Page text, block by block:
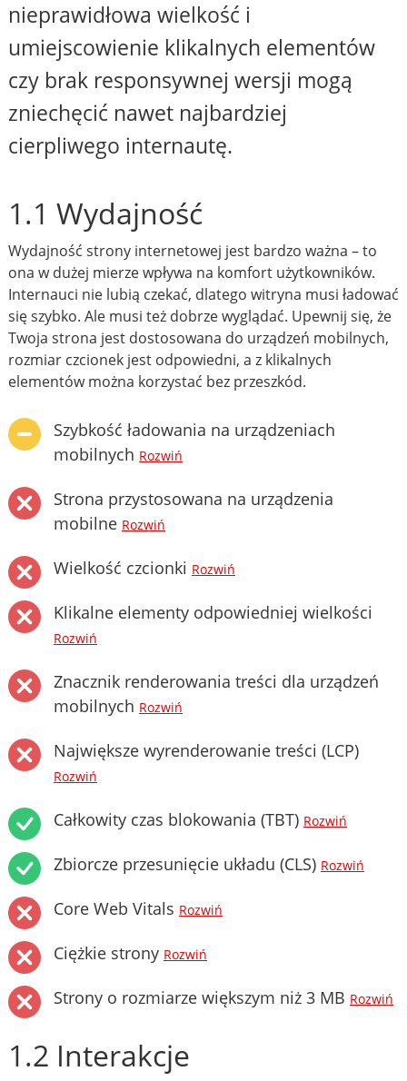
nieprawidłowa wielkość i
umiejscowienie klikalnych elementów
czy brak responsywnej wersji mogą
zniechęcić nawet najbardziej
cierpliwego internautę.
1.1 Wydajność
Wydajność strony internetowej jest bardzo ważna – to
ona w dużej mierze wpływa na komfort użytkowników.
Internauci nie lubią czekać, dlatego witryna musi ładować
się szybko. Ale musi też dobrze wyglądać. Upewnij się, że
Twoja strona jest dostosowana do urządzeń mobilnych,
rozmiar czcionek jest odpowiedni, a z klikalnych
elementów można korzystać bez przeszkód.
Szybkość ładowania na urządzeniach
mobilnych Rozwiń
Strona przystosowana na urządzenia
mobilne Rozwiń
Wielkość czcionki Rozwiń
Klikalne elementy odpowiedniej wielkości
Rozwiń
Znacznik renderowania treści dla urządzeń
mobilnych Rozwiń
Największe wyrenderowanie treści (LCP)
Rozwiń
Całkowity czas blokowania (TBT) Rozwiń
Zbiorcze przesunięcie układu (CLS) Rozwiń
Core Web Vitals Rozwiń
Ciężkie strony Rozwiń
Strony o rozmiarze większym niż 3 MB Rozwiń
1.2 Interakcje